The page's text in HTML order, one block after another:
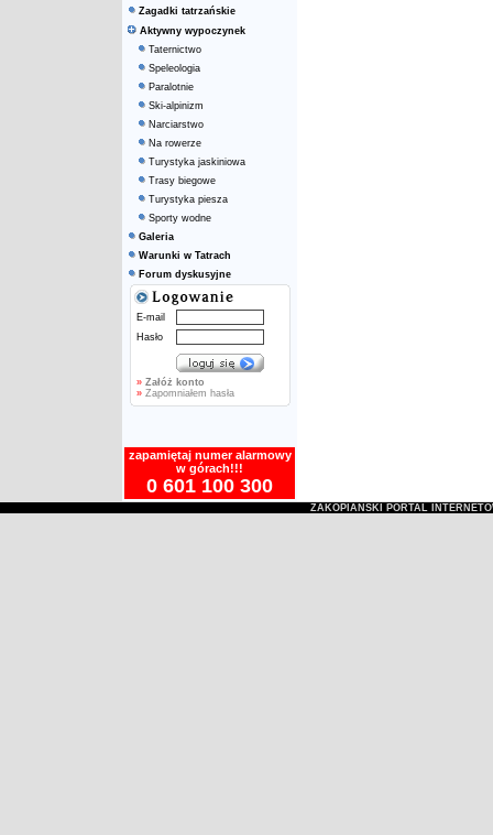
Zagadki tatrzańskie
Aktywny wypoczynek
Taternictwo
Speleologia
Paralotnie
Ski-alpinizm
Narciarstwo
Na rowerze
Turystyka jaskiniowa
Trasy biegowe
Turystyka piesza
Sporty wodne
Galeria
Warunki w Tatrach
Forum dyskusyjne
E-mail
Hasło
» Załóż konto
»Zapomniałem hasła
zapamiętaj numer alarmowy
w górach!!!
0 601 100 300
ZAKOPIAŃSKI PORTAL